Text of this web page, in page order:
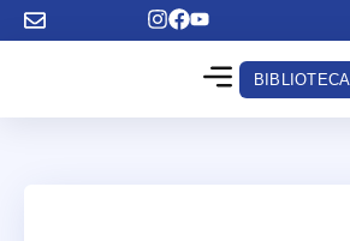
BIBLIOTECA